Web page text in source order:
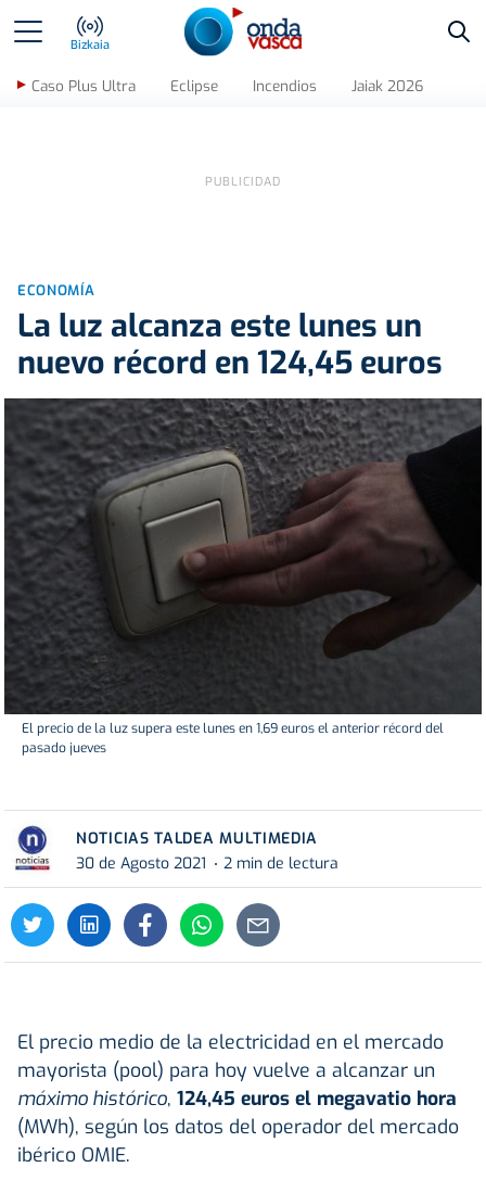
Bizkaia
Caso Plus Ultra Eclipse Incendios Jaiak 2026
ECONOMÍA
La luz alcanza este lunes un
nuevo récord en 124,45 euros
El precio de la luz supera este lunes en 1,69 euros el anterior récord del
pasado jueves
NOTICIAS TALDEA MULTIMEDIA
30 de Agosto 2021
2 min de lectura
El precio medio de la electricidad en el mercado
mayorista (pool) para hoy vuelve a alcanzar un
máximo histórico, 124,45 euros el megavatio hora
(MWh), según los datos del operador del mercado
ibérico OMIE.